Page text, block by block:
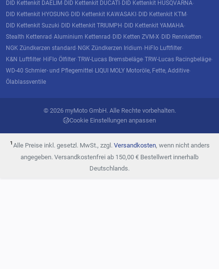
DID Kettenkit DAELIM· DID Kettenkit DUCATI· DID Kettenkit HUSQVARNA·
DID Kettenkit HYOSUNG· DID Kettenkit KAWASAKI· DID Kettenkit KTM·
DID Kettenkit Suzuki· DID Kettenkit TRIUMPH· DID Kettenkit YAMAHA·
Stealth Kettenrad·Aluminium Kettenrad· DID Ketten ZVM-X· DID Rennketten·
NGK Zündkerzen standard· NGK Zündkerzen Iridium· HiFlo Luftfilter·
K&N Luftfilter· HiFlo Ölfilter·TRW-Lucas Bremsbeläge·TRW-Lucas Racingbeläge·
WD-40 Schmier- und Pflegemittel· LIQUI MOLY Motoröle, Fette, Additive·
Ölablassventile
© 2026 myMoto GmbH. Alle Rechte vorbehalten.
Cookie Einstellungen anpassen
¹Alle Preise inkl. gesetzl. MwSt., zzgl. Versandkosten, wenn nicht anders
angegeben. Versandkostenfrei ab 150,00 € Bestellwert innerhalb
Deutschlands.